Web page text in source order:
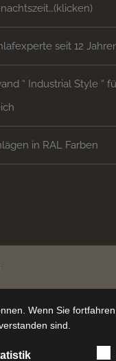
seit 12
“ Industrial Style “
in RAL Farben
Wenn Sie
sind.